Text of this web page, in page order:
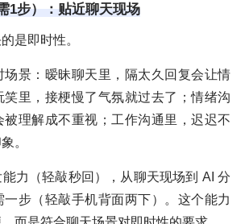
1步）：贴近聊天现场
是即时性。
场景：暧昧聊天里，隔太久回复会让情
里，接梗慢了气氛就过去了；情绪沟
理解成不重视；工作沟通里，迟迟不
。
力（轻敲秒回），从聊天现场到 AI 分
步（轻敲手机背面两下）。这个能力